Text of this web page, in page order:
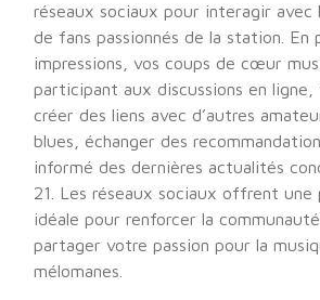
réseaux sociaux pour interagir avec
de fans passionnés de la station. En
impressions, vos coups de cœur
participant aux discussions en ligne,
créer des liens avec d’autres
blues, échanger des
informé des dernières actualités
21. Les réseaux sociaux offrent une
idéale pour renforcer la
partager votre passion pour la
mélomanes.